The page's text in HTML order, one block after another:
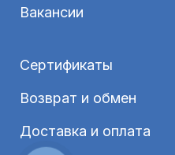
Вакансии
Сертификаты
Возврат и обмен
Доставка и оплата